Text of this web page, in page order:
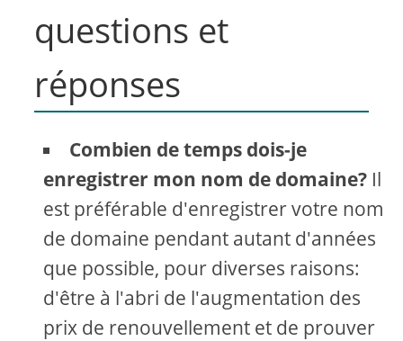
questions et
réponses
Combien de temps dois-je
enregistrer mon nom de domaine? Il
est préférable d'enregistrer votre nom
de domaine pendant autant d'années
que possible, pour diverses raisons:
d'être à l'abri de l'augmentation des
prix de renouvellement et de prouver